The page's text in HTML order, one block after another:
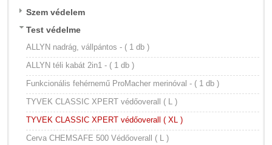
Szem védelem
Test védelme
ALLYN nadrág, vállpántos - ( 1 db )
ALLYN téli kabát 2in1 - ( 1 db )
Funkcionális fehérnemű ProMacher merinóval - ( 1 db )
TYVEK CLASSIC XPERT védőoverall ( L )
TYVEK CLASSIC XPERT védőoverall ( XL )
Cerva CHEMSAFE 500 Védőoverall ( L )